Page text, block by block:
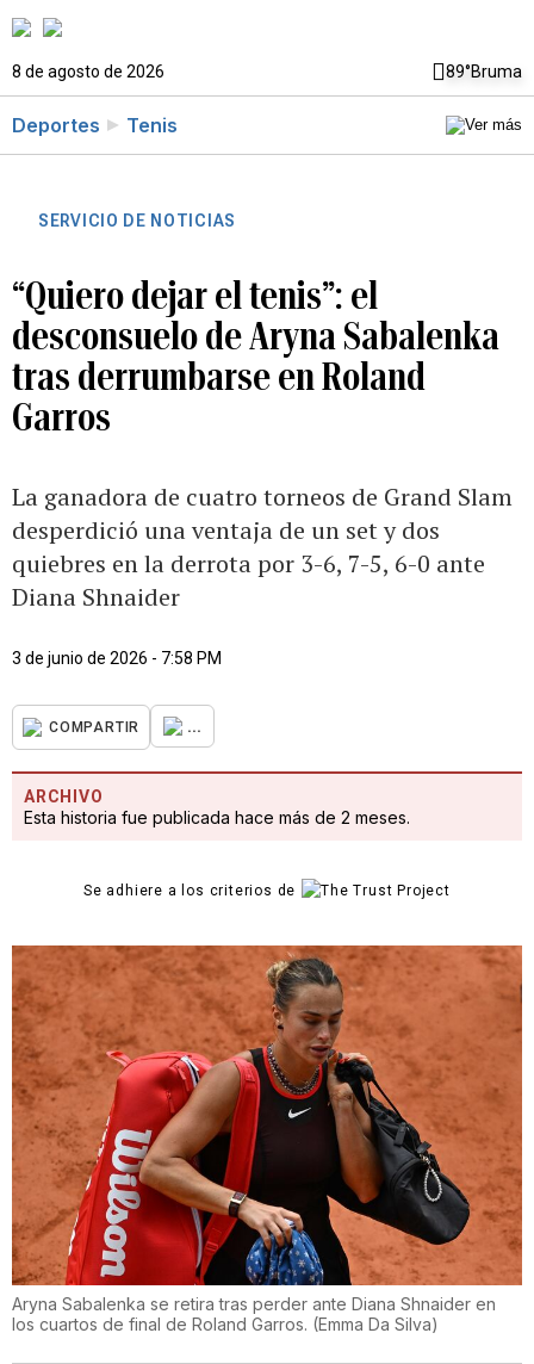
8 de agosto de 2026 89°Bruma
Deportes Tenis
SERVICIO DE NOTICIAS
“Quiero dejar el tenis”: el
desconsuelo de Aryna Sabalenka
tras derrumbarse en Roland
Garros
La ganadora de cuatro torneos de Grand Slam
desperdició una ventaja de un set y dos
quiebres en la derrota por 3-6, 7-5, 6-0 ante
Diana Shnaider
3 de junio de 2026 - 7:58 PM
COMPARTIR ...
ARCHIVO
Esta historia fue publicada hace más de 2 meses.
Se adhiere a los criterios de
Aryna Sabalenka se retira tras perder ante Diana Shnaider en
los cuartos de final de Roland Garros. (Emma Da Silva)